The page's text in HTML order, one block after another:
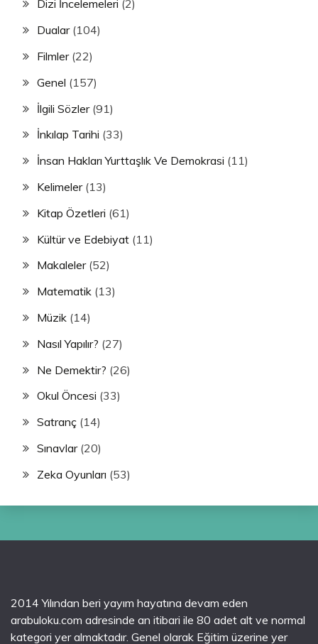
Dizi İncelemeleri (2)
Dualar(104)
Filmler(22)
Genel (157)
İlgili Sözler(91)
İnkılap Tarihi (33)
İnsan Hakları Yurttaşlık Ve Demokrasi (11)
Kelimeler(13)
Kitap Özetleri (61)
Kültür ve Edebiyat (11)
Makaleler(52)
Matematik (13)
Müzik (14)
Nasıl Yapılır? (27)
Ne Demektir? (26)
Okul Öncesi (33)
Satranç (14)
Sınavlar(20)
Zeka Oyunları (53)
2014 Yılından beri yayım hayatına devam eden
arabuloku.com adresinde an itibari ile 80 adet alt ve normal
kategori yer almaktadır. Genel olarak Eğitim üzerine yer